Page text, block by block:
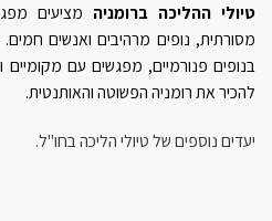
טיולי ההליכה ברומניה מציעים
מסורתית, נופים מרהיבים ואנשים
בנופים פנורמיים, מפגשים עם מקומיים
להכיר את רומניה הפשוטה והאותנטית.
יעדים נוספים של טיולי הליכה בחו"ל.